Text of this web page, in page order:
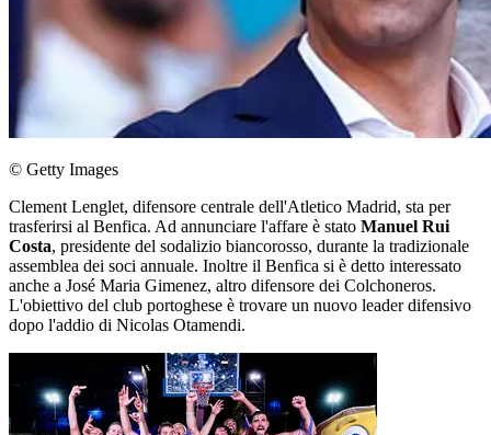
© Getty Images
Clement Lenglet, difensore centrale dell'Atletico Madrid, sta per
trasferirsi al Benfica. Ad annunciare l'affare è stato Manuel Rui
Costa, presidente del sodalizio biancorosso, durante la tradizionale
assemblea dei soci annuale. Inoltre il Benfica si è detto interessato
anche a José Maria Gimenez, altro difensore dei Colchoneros.
L'obiettivo del club portoghese è trovare un nuovo leader difensivo
dopo l'addio di Nicolas Otamendi.